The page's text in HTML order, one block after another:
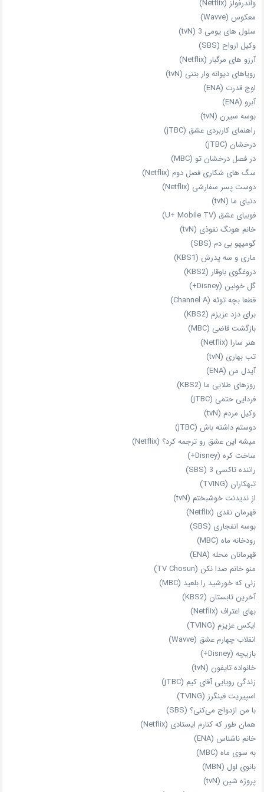
واندرفولز (Netflix)
معکوس (Wavve)
سلول های یومی 3 (tvN)
وکیل ارواح (SBS)
آرزو های مرگبار (Netflix)
رویاهای دیوانه‌ وار بتنی (tvN)
اوج قدرت (ENA)
آبرو (ENA)
بوسه سیرن (tvN)
راهنمای کاربردی عشق (jTBC)
درخشان (jTBC)
در فصل درخشان تو (MBC)
سگ های شکاری فصل دوم (Netflix)
دوست‌ پسر سفارشی (Netflix)
دنیای ما (tvN)
فوبیای عشق (U+ Mobile TV)
خانم هونگ نفوذی (tvN)
گومیهو بی دم (SBS)
ماری و سه پدرش (KBS1)
دروغگوی باوقار (KBS2)
گل خونین (Disney+)
قطعا بچه توئه (Channel A)
برای دزد عزیزم (KBS2)
بازگشت قاضی (MBC)
هنر سارا (Netflix)
تب بهاری (tvN)
آیدل من (ENA)
روزهای طلایی ما (KBS2)
فردایی حتمی (jTBC)
وکیل مردم (tvN)
دوستم داشته باش (jTBC)
میشه این عشق رو ترجمه کرد؟ (Netflix)
ساخت کره (Disney+)
راننده تاکسی 3 (SBS)
تبهکاران (TVING)
از ندیدنت خوشبختم (tvN)
قهرمان نقدی (Netflix)
بوسه انفجاری (SBS)
رودخانه ماه (MBC)
قهرمانان محله (ENA)
منو خانم صدا نکن (TV Chosun)
زنی که خورشید را بلعید (MBC)
آخرین تابستان (KBS2)
بهای اعتراف (Netflix)
ایکس عزیزم (TVING)
انقلاب چهارم عشق (Wavve)
بازیچه (Disney+)
خانواده تایفون (tvN)
زندگی رویایی آقای کیم (jTBC)
اسپیریت فینگرز (TVING)
با من ازدواج می‌کنی؟ (SBS)
همان‌ طور که کنارم ایستادی (Netflix)
خانم ناشناس (ENA)
به سوی ماه (MBC)
بانوی اول (MBN)
پروژه شین (tvN)